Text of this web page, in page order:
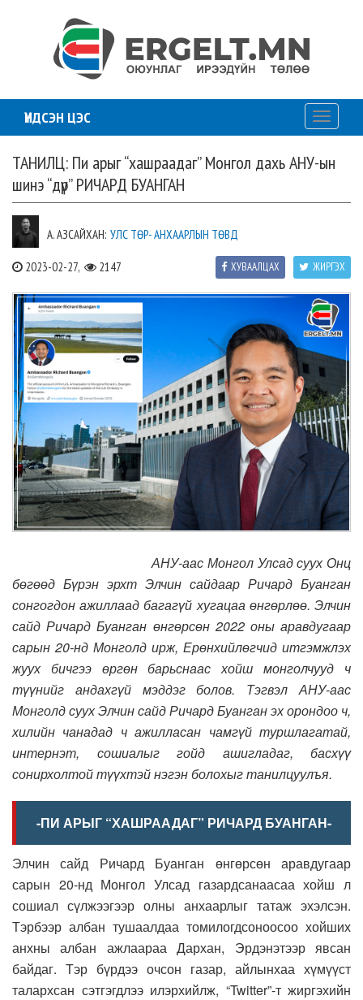
ҮНДСЭН ЦЭС
Toggle
ТАНИЛЦ: Пи арыг “хашраадаг” Монгол дахь АНУ-ын
шинэ “дүр” РИЧАРД БУАНГАН
А. АЗСАЙХАН: УЛС ТӨР- АНХААРЛЫН ТӨВД
2023-02-27, 2147 ЖИРГЭХ
ХУВААЛЦАХ
АНУ-аас Монгол Улсад суух Онц
бөгөөд Бүрэн эрхт Элчин сайдаар Ричард Буанган
сонгогдон ажиллаад багагүй хугацаа өнгөрлөө. Элчин
сайд Ричард Буанган өнгөрсөн 2022 оны аравдугаар
сарын 20-нд Монголд ирж, Ерөнхийлөгчид итгэмжлэх
жуух бичгээ өргөн барьснаас хойш монголчууд ч
түүнийг андахгүй мэддэг болов. Тэгвэл АНУ-аас
Монголд суух Элчин сайд Ричард Буанган эх орондоо ч,
хилийн чанадад ч ажилласан чамгүй туршлагатай,
интернэт, сошиалыг гойд ашигладаг, басхүү
сонирхолтой түүхтэй нэгэн болохыг танилцуулъя.
-ПИ АРЫГ “ХАШРААДАГ” РИЧАРД БУАНГАН-
Элчин сайд Ричард Буанган өнгөрсөн аравдугаар
сарын 20-нд Монгол Улсад газардсанаасаа хойш л
сошиал сүлжээгээр олны анхаарлыг татаж эхэлсэн.
Тэрбээр албан тушаалдаа томилогдсоноосоо хойших
анхны албан ажлаараа Дархан, Эрдэнэтээр явсан
байдаг. Тэр бүрдээ очсон газар, айлынхаа хүмүүст
талархсан сэтгэгдлээ илэрхийлж, “Twitter”-т жиргэхийн